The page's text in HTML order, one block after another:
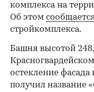
комплекса на
Об этом
стройкомплекса.
Башня высотой
остекление
получил название